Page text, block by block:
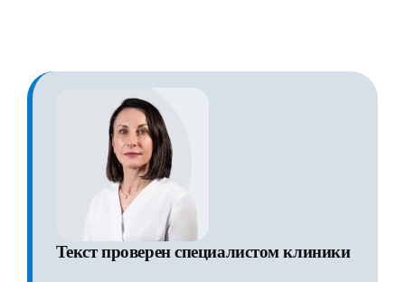
Текст проверен специалистом клиники